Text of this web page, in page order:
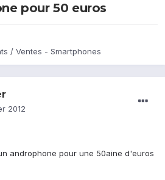
pour 50 euros
/ Ventes - Smartphones
2012
androphone pour une 50aine d'euros